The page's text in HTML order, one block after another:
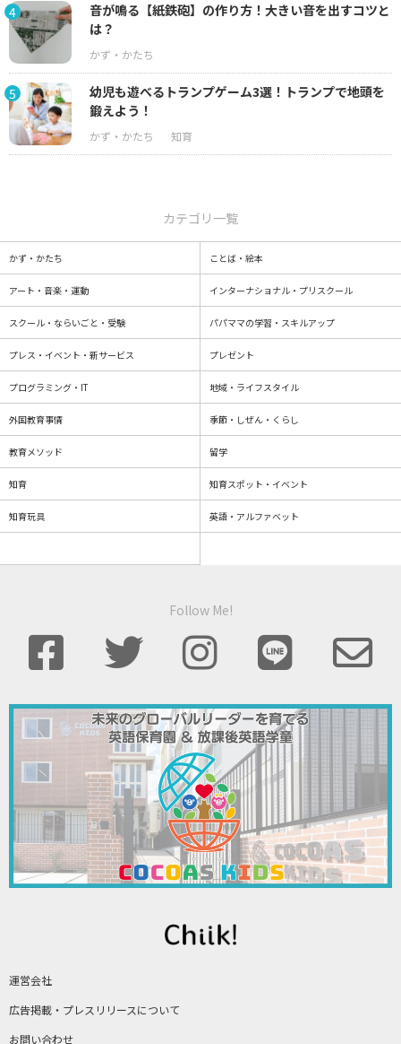
4
音が鳴る【紙鉄砲】の作り方！大きい音を出すコツと
は？
5
幼児も遊べるトランプゲーム3選！トランプで地頭を
鍛えよう！
運営会社
広告掲載・プレスリリースについて
お問い合わせ
カテゴリ一覧
かず・かたち ことば・絵本
アート・音楽・運動 インターナショナル・プリスクール
スクール・ならいごと・受験 パパママの学習・スキルアップ
プレス・イベント・新サービス プレゼント
プログラミング・IT 地域・ライフスタイル
外国教育事情 季節・しぜん・くらし
教育メソッド 留学
知育 知育スポット・イベント
知育玩具 英語・アルファベット
Follow Me!